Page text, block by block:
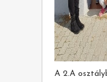
A 2.A